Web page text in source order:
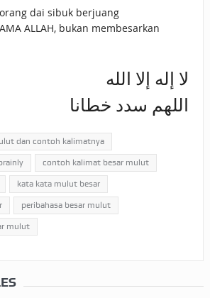
dai sibuk berjuang
ALLAH, bukan membesarkan
لا إله إلا الله
اللهم سدد خطانا
dan contoh kalimatnya
contoh kalimat besar mulut
kata kata mulut besar
peribahasa besar mulut
mulut